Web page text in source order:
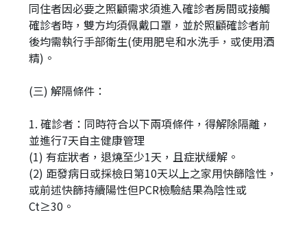
同住者因必要之照顧需求須進入確診者房間或接觸
確診者時，雙方均須佩戴口罩，並於照顧確診者前
後均需執行手部衛生(使用肥皂和水洗手，或使用酒
精)。
(三) 解隔條件：
1. 確診者：同時符合以下兩項條件，得解除隔離，
並進行7天自主健康管理
(1) 有症狀者，退燒至少1天，且症狀緩解。
(2) 距發病日或採檢日第10天以上之家用快篩陰性，
或前述快篩持續陽性但PCR檢驗結果為陰性或
Ct≥30。